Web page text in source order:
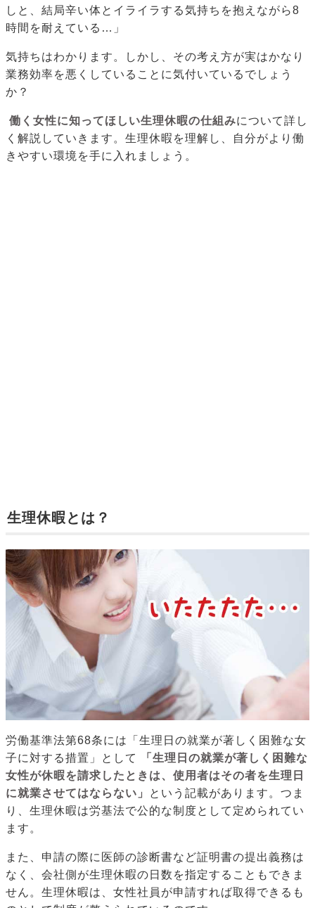
しと、結局辛い体とイライラする気持ちを抱えながら8
時間を耐えている…」
気持ちはわかります。しかし、その考え方が実はかなり
業務効率を悪くしていることに気付いているでしょう
か？
働く女性に知ってほしい生理休暇の仕組みについて詳し
く解説していきます。生理休暇を理解し、自分がより働
きやすい環境を手に入れましょう。
生理休暇とは？
労働基準法第68条には「生理日の就業が著しく困難な女
子に対する措置」として
「生理日の就業が著しく困難な
女性が休暇を請求したときは、使用者はその者を生理日
に就業させてはならない」
という記載があります。つま
り、生理休暇は労基法で公的な制度として定められてい
ます。
また、申請の際に医師の診断書など証明書の提出義務は
なく、会社側が生理休暇の日数を指定することもできま
せん。生理休暇は、女性社員が申請すれば取得できるも